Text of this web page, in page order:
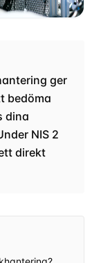
ger
bedöma
dina
NIS 2
direkt